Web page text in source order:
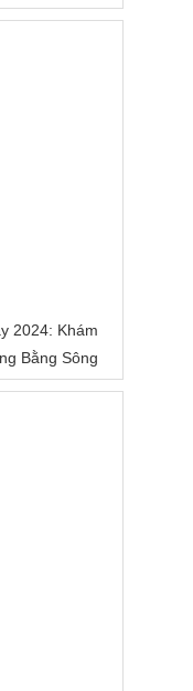
2024: Khám
Bằng Sông